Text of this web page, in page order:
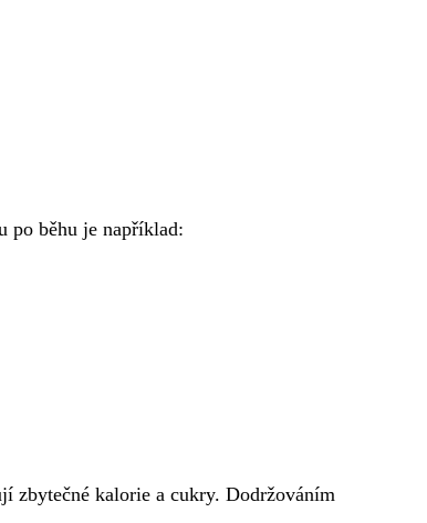
po běhu je například:
zbytečné kalorie a cukry. Dodržováním